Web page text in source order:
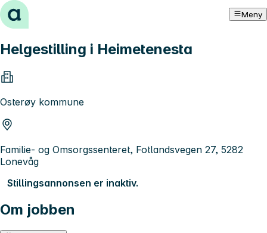
Hopp til innhold Meny
Helgestilling i Heimetenesta
Osterøy kommune
Familie- og Omsorgssenteret, Fotlandsvegen 27, 5282
Lonevåg
Stillingsannonsen er inaktiv.
Om jobben